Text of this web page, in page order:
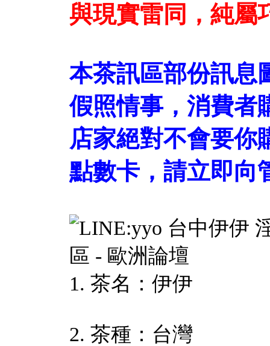
與現實雷同，純屬
本茶訊區部份訊息
假照情事，消費者
店家絕對不會要你
點數卡，請立即向
1. 茶名：伊伊
2. 茶種：台灣